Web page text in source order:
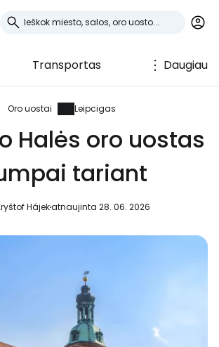
Transportas Daugiau
Oro uostai Leipcigas
Halės oro uostas
tariant
Hájekatnaujinta 28. 06. 2026
prie
kelionių bendruomenė
Tęsti su Google
Tęsti el. paštu